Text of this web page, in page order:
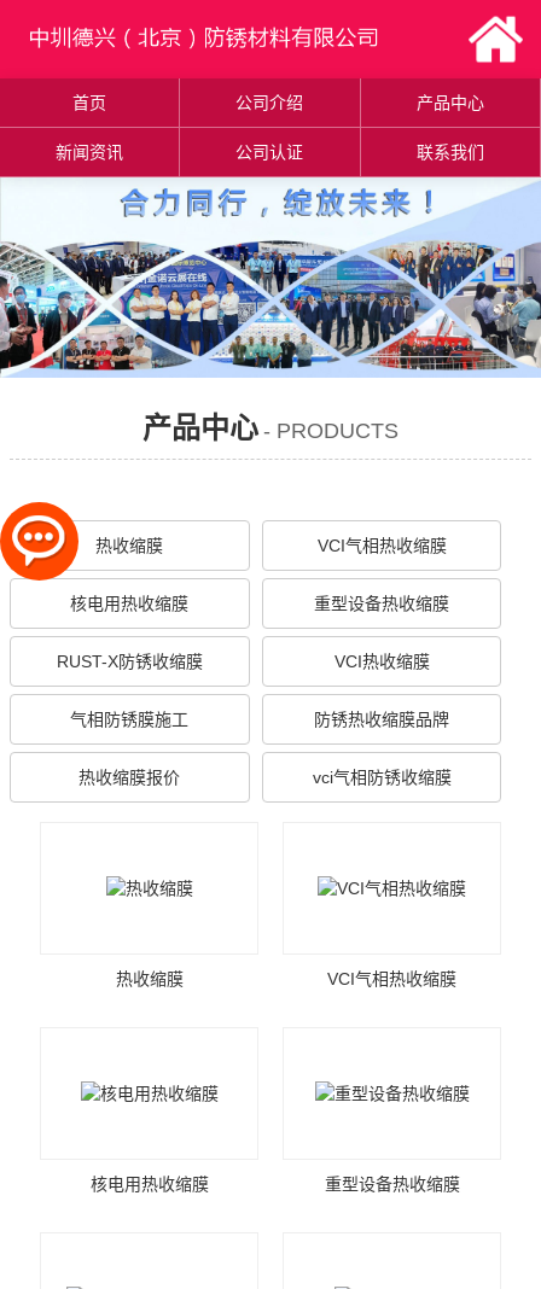
首页 公司介绍 产品中心
新闻资讯 公司认证 联系我们
产品中心 - PRODUCTS
热收缩膜 VCI气相热收缩膜
核电用热收缩膜 重型设备热收缩膜
RUST-X防锈收缩膜 VCI热收缩膜
气相防锈膜施工 防锈热收缩膜品牌
热收缩膜报价 vci气相防锈收缩膜
热收缩膜 VCI气相热收缩膜
核电用热收缩膜 重型设备热收缩膜